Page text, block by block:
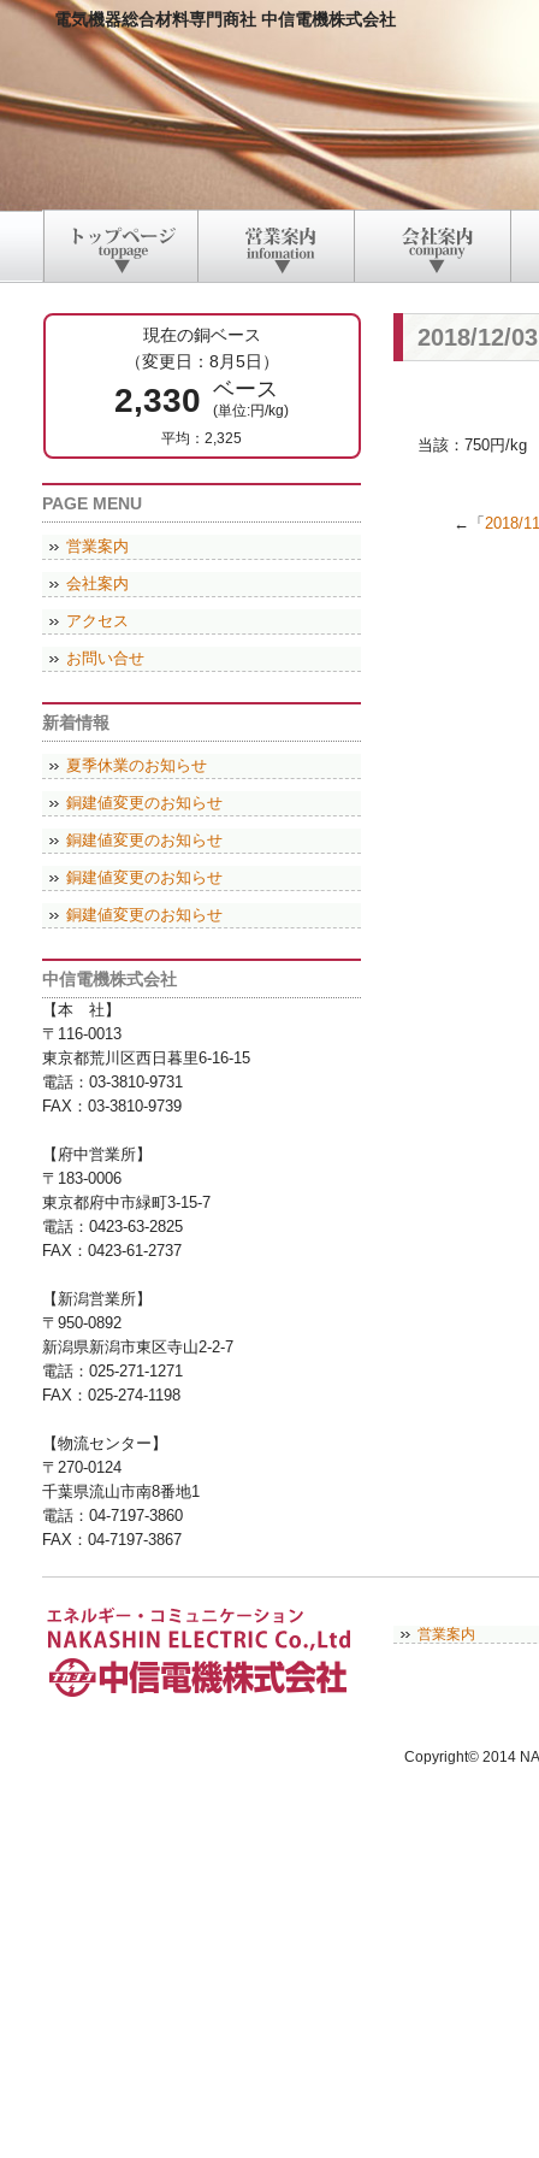
電気機器総合材料専門商社 中信電機株式会社
2018/12/
当該：750円/kg
←「 2018/
現在の銅ベース
（変更日：8月5日）
2,330 ベース
(単位:円/kg)
平均：2,325
PAGE MENU
営業案内
会社案内
アクセス
お問い合せ
新着情報
夏季休業のお知らせ
銅建値変更のお知らせ
銅建値変更のお知らせ
銅建値変更のお知らせ
銅建値変更のお知らせ
中信電機株式会社
【本 社】
〒116-0013
東京都荒川区西日暮里6-16-15
電話：03-3810-9731
FAX：03-3810-9739
【府中営業所】
〒183-0006
東京都府中市緑町3-15-7
電話：0423-63-2825
FAX：0423-61-2737
【新潟営業所】
〒950-0892
新潟県新潟市東区寺山2-2-7
電話：025-271-1271
FAX：025-274-1198
【物流センター】
〒270-0124
千葉県流山市南8番地1
電話：04-7197-3860
FAX：04-7197-3867
営業案内
Copyright© 2014